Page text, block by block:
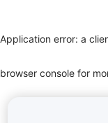
Application error: a
browser console for